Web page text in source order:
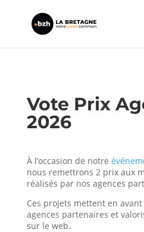
Vote Prix
2026
À l’occasion de notre
nous remettrons 2 prix aux
réalisés par nos agences
Ces projets mettent en
agences partenaires et
sur le web.